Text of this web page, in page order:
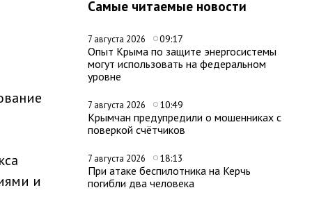
Самые читаемые новости
7 августа 2026 09:17
Опыт Крыма по защите энергосистемы
могут использовать на федеральном
уровне
7 августа 2026 10:49
Крымчан предупредили о мошенниках с
поверкой счётчиков
7 августа 2026 18:13
При атаке беспилотника на Керчь
погибли два человека
и